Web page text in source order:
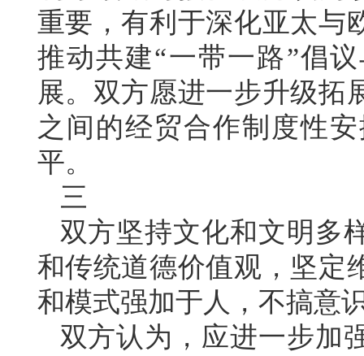
重要，有利于深化亚太与
推动共建“一带一路”倡
展。双方愿进一步升级拓
之间的经贸合作制度性
平。
三
双方坚持文化和文明多
和传统道德价值观，坚定
和模式强加于人，不搞意
双方认为，应进一步加